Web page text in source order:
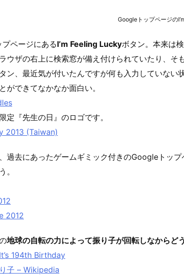
Googleトップページの
ページにあるI’m Feeling Luckyボタン。本来は
ウザの右上に検索窓が備え付けられていたり、そ
ン、最近気が付いたんですが何も入力していない
ができてなかなか面白い。
定『先生の日』のロゴです。
2013 (Taiwan)
過去にあったゲームギミック付きのGoogleトッ
。
2012
地球の自転の力によって振り子が回転しなからど
194th Birthday
子 – Wikipedia